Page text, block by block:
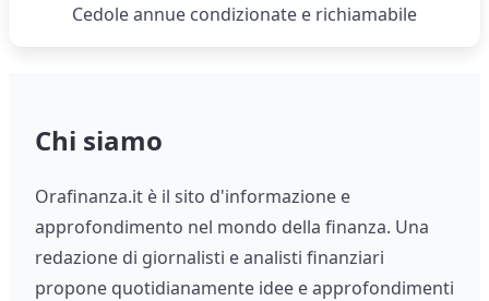
Cedole annue condizionate e richiamabile
Chi siamo
Orafinanza.it è il sito d'informazione e
approfondimento nel mondo della finanza. Una
redazione di giornalisti e analisti finanziari
propone quotidianamente idee e approfondimenti